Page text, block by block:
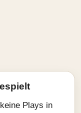
Plays in